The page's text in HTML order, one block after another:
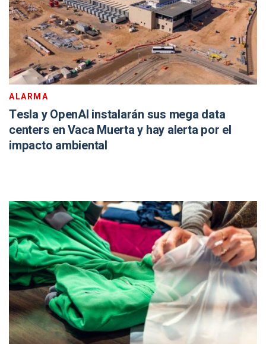
ALARMA
Tesla y OpenAI instalarán sus mega data
centers en Vaca Muerta y hay alerta por el
impacto ambiental